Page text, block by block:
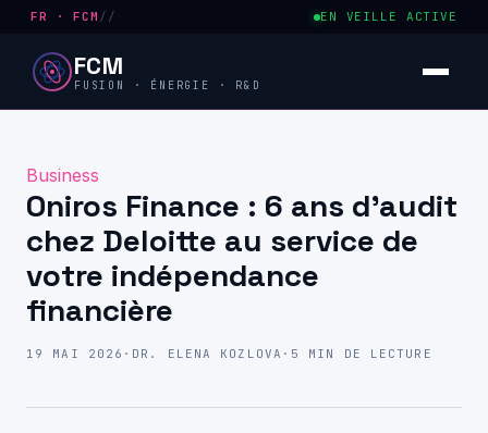
FR · FCM // EN VEILLE ACTIVE
FCM
FUSION · ÉNERGIE · R&D
Business
Oniros Finance : 6 ans d’audit
chez Deloitte au service de
votre indépendance
financière
19 MAI 2026 · DR. ELENA KOZLOVA · 5 MIN DE LECTURE